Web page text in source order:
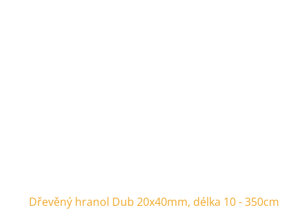
Dřevěný hranol Dub 20x40mm, délka 10 - 350cm